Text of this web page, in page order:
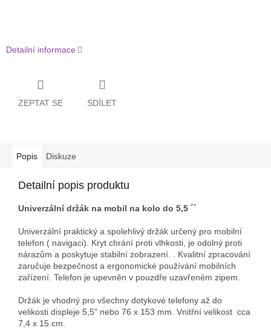
Detailní informace
ZEPTAT SE SDÍLET
Popis Diskuze
Detailní popis produktu
Univerzální držák na mobil na kolo do 5,5 ´´
Univerzální praktický a spolehlivý držák určený pro mobilní
telefon ( navigaci) Kryt chrání proti vlhkosti, je odolný proti
nárazům a poskytuje stabilní zobrazení.
. Kvalitní zpracování
zaručuje bezpečnost a ergonomické používání mobilních
zařízení. Telefon je upevněn v pouzdře uzavřeném zipem.
Držák je vhodný pro všechny dotykové telefony až do
velikosti displeje 5,5" nebo 76 x 153 mm. Vnitřní velikost cca
7,4 x 15 cm.